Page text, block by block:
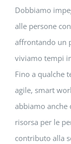
Dobbiamo
alle persone
affrontando un
viviamo tempi
Fino a qualche
agile, smart
abbiamo anche
risorsa per le
contributo alla